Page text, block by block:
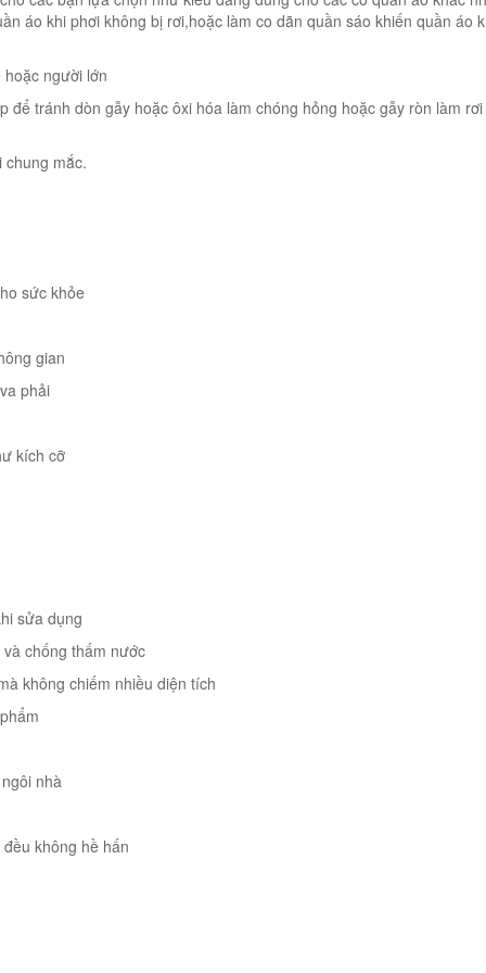
áo khi phơi không bị rơi,hoặc làm co dãn quần sáo khiến quần áo
người lớn
để tránh dòn gẫy hoặc ôxi hóa làm chóng hỏng hoặc gẫy ròn làm
chung mắc.
sức khỏe
gian
phải
kích cỡ
sửa dụng
chống thấm nước
không chiếm nhiều diện tích
nhà
không hề hấn